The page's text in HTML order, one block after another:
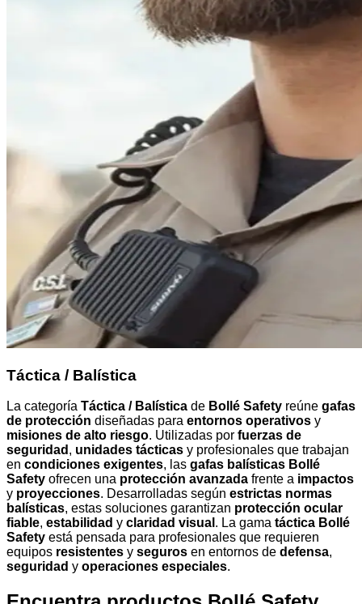
Táctica / Balística
La categoría Táctica / Balística de Bollé Safety reúne gafas
de protección diseñadas para entornos operativos y
misiones de alto riesgo. Utilizadas por fuerzas de
seguridad , unidades tácticas y profesionales que trabajan
en condiciones exigentes, las gafas balísticas Bollé
Safety ofrecen una protección avanzada frente a impactos
y proyecciones. Desarrolladas según estrictas normas
balísticas, estas soluciones garantizan protección ocular
fiable, estabilidad y claridad visual . La gama táctica Bollé
Safety está pensada para profesionales que requieren
equipos resistentes y seguros en entornos de defensa,
seguridad y operaciones especiales.